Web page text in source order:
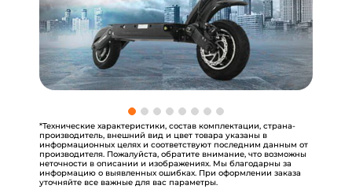
*Технические характеристики, состав комплектации, страна-
производитель, внешний вид и цвет товара указаны в
информационных целях и соответствуют последним данным от
производителя. Пожалуйста, обратите внимание, что возможны
неточности в описании и изображениях. Мы благодарны за
информацию о выявленных ошибках. При оформлении заказа
уточняйте все важные для вас параметры.